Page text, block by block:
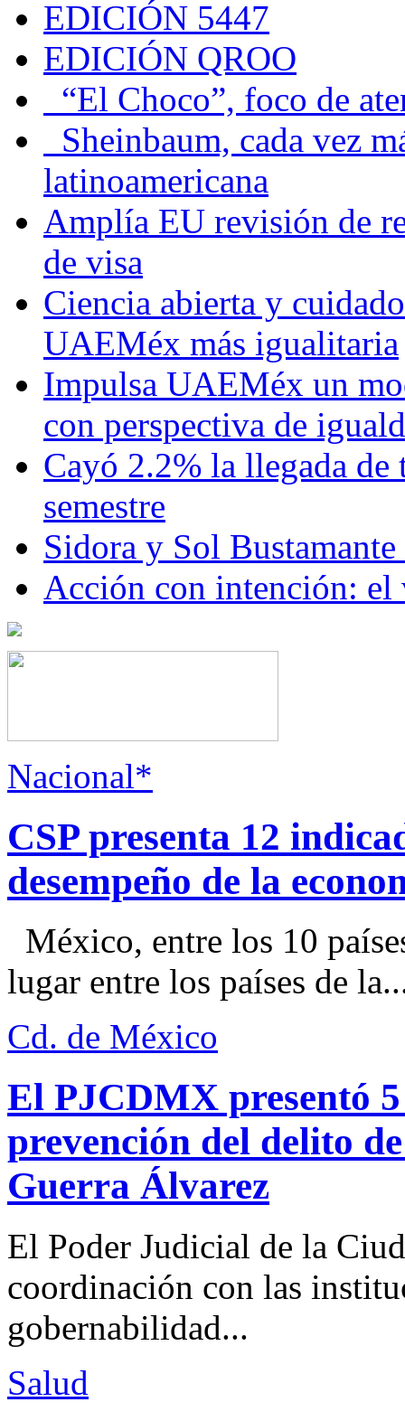
EDICIÓN 5447
EDICIÓN QROO
“El Choco”, foco de
Sheinbaum, cada vez
latinoamericana
Amplía EU revisión de
de visa
Ciencia abierta y
UAEMéx más igualitaria
Impulsa UAEMéx un
con perspectiva de
Cayó 2.2% la llegada de
semestre
Sidora y Sol
Acción con intención: el
Nacional*
CSP presenta 12
desempeño de la
México, entre los 10
lugar entre los países de
Cd. de México
El PJCDMX presentó
prevención del delito
Guerra Álvarez
El Poder Judicial de la
coordinación con las
gobernabilidad...
Salud